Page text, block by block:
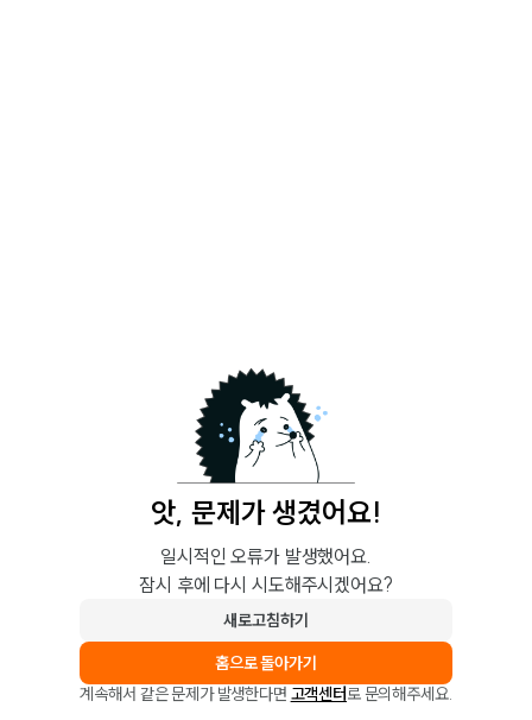
앗, 문제가 생겼어요!
일시적인 오류가 발생했어요.
잠시 후에 다시 시도해주시겠어요?
새로고침하기
홈으로 돌아가기
계속해서 같은 문제가 발생한다면 고객센터로 문의해주세요.